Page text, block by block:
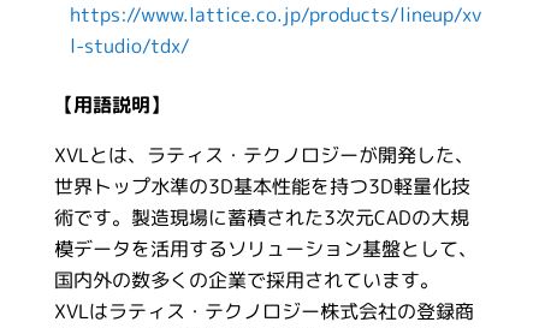
https://www.lattice.co.jp/products/lineup/xv
l-studio/tdx/
【用語説明】
XVLとは、ラティス・テクノロジーが開発した、
世界トップ水準の3D基本性能を持つ3D軽量化技
術です。製造現場に蓄積された3次元CADの大規
模データを活用するソリューション基盤として、
国内外の数多くの企業で採用されています。
XVLはラティス・テクノロジー株式会社の登録商